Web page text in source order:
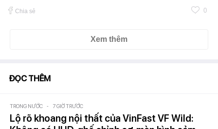
Chia sẻ 0
Xem thêm
ĐỌC THÊM
TRONG NƯỚC - 7 GIỜ TRƯỚC
Lộ rõ khoang nội thất của VinFast VF Wild: